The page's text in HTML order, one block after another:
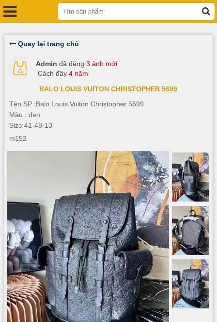
Quay lại trang chủ
Admin đã đăng 3 ảnh mới
Cách đây 4 năm
BALO LOUIS VUITON CHRISTOPHER 5699
Tên SP :Balo Louis Vuiton Christopher 5699
Màu : đen
Size 41-48-13
m152